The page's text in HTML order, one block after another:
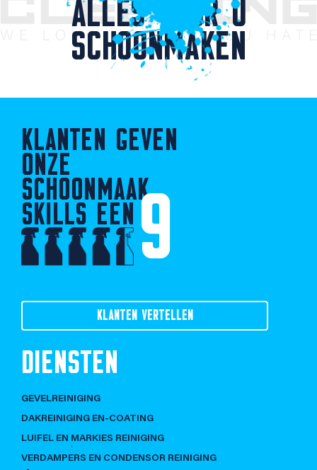
ALLES VOOR U
SCHOONMAKEN
KLANTEN GEVEN
ONZE
SCHOONMAAK
SKILLS EEN 9
KLANTEN VERTELLEN
DIENSTEN
GEVELREINIGING
DAKREINIGING EN-COATING
LUIFEL EN MARKIES REINIGING
VERDAMPERS EN CONDENSOR REINIGING